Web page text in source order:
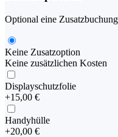
Optional eine
Keine Zusatzoption
Keine zusätzlichen Kosten
Displayschutzfolie
+15,00 €
Handyhülle
+20,00 €